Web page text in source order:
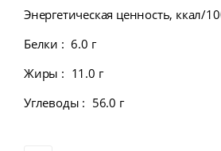
Энергетическая ценность, ккал/
Белки : 6.0 г
Жиры : 11.0 г
Углеводы : 56.0 г